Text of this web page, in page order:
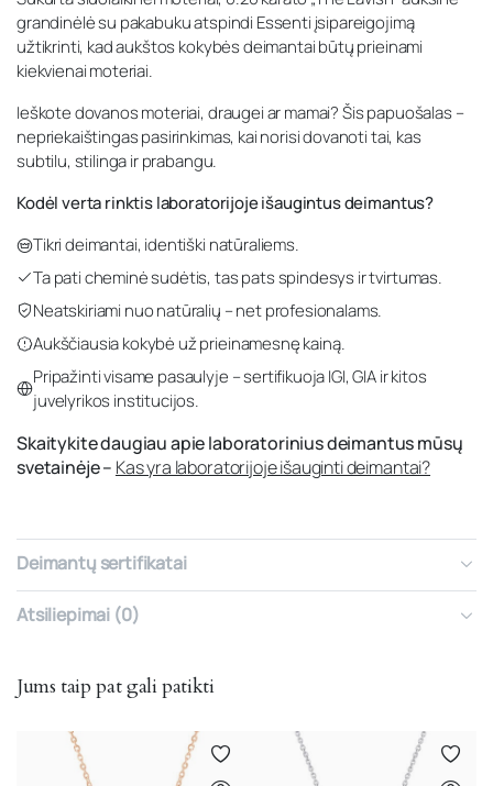
grandinėlė su pakabuku atspindi Essenti įsipareigojimą
užtikrinti, kad aukštos kokybės deimantai būtų prieinami
kiekvienai moteriai.
Ieškote dovanos moteriai, draugei ar mamai? Šis papuošalas –
nepriekaištingas pasirinkimas, kai norisi dovanoti tai, kas
subtilu, stilinga ir prabangu.
Kodėl verta rinktis laboratorijoje išaugintus deimantus?
Tikri deimantai, identiški natūraliems.
Ta pati cheminė sudėtis, tas pats spindesys ir tvirtumas.
Neatskiriami nuo natūralių – net profesionalams.
Aukščiausia kokybė už prieinamesnę kainą.
Pripažinti visame pasaulyje – sertifikuoja IGI, GIA ir kitos
juvelyrikos institucijos.
Skaitykite daugiau apie laboratorinius deimantus mūsų
svetainėje – Kas yra laboratorijoje išauginti deimantai?
Deimantų sertifikatai
Atsiliepimai (0)
Jums taip pat gali patikti